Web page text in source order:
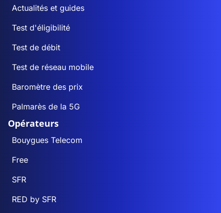
Actualités et guides
Test d'éligibilité
Test de débit
Test de réseau mobile
Baromètre des prix
Palmarès de la 5G
Opérateurs
Bouygues Telecom
Free
SFR
RED by SFR